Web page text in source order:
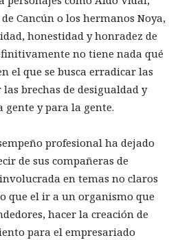
Cancún o los hermanos Noya,
honestidad y honradez de
no tiene nada qué
el que se busca erradicar las
brechas de desigualdad y
gente y para la gente.
profesional ha dejado
de sus compañeras de
en temas no claros
que el ir a un organismo que
hacer la creación de
para el empresariado